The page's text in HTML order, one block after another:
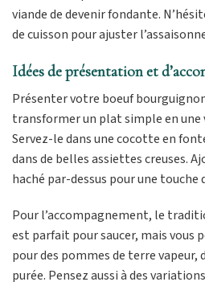
viande de devenir fondante.
de cuisson pour ajuster
Idées de présentation et
Présenter votre boeuf
transformer un plat simple en une
Servez-le dans une cocotte en
dans de belles assiettes creuses.
haché par-dessus pour une touche
Pour l’accompagnement, le
est parfait pour saucer, mais vous
pour des pommes de terre vapeur,
purée. Pensez aussi à des